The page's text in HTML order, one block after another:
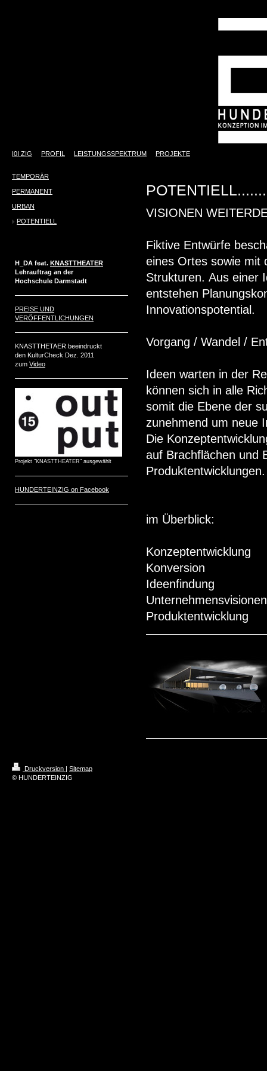
I0I ZIG PROFIL LEISTUNGSSPEKTRUM PROJEKTE
VISIONEN
Fiktive Entwürfe
eines Ortes sowie mit
Strukturen. Aus einer
entstehen
Innovationspotential.
Vorgang / Wandel /
Ideen warten in der
können sich in alle
somit die Ebene der
zunehmend um neue
Die
auf Brachflächen und
im Überblick:
Konzeptentwicklung
Konversion
Ideenfindung
Unternehmensvisionen
Produktentwicklung
TEMPORÄR
PERMANENT
URBAN
POTENTIELL
H_DA feat. KNASTTHEATER
Lehrauftrag an der
Hochschule Darmstadt
PREISE UND
VERÖFFENTLICHUNGEN
KNASTTHETAER beeindruckt
den KulturCheck Dez. 2011
zum Video
Projekt "KNASTTHEATER" ausgewählt
HUNDERTEINZIG on Facebook
Druckversion | Sitemap
© HUNDERTEINZIG